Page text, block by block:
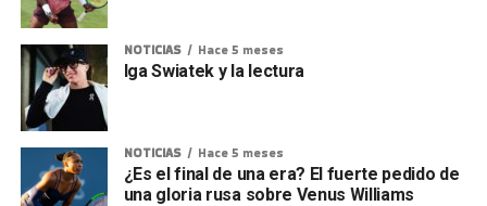
NOTICIAS Hace 5 meses
Iga Swiatek y la lectura
NOTICIAS Hace 5 meses
¿Es el final de una era? El fuerte pedido de
una gloria rusa sobre Venus Williams